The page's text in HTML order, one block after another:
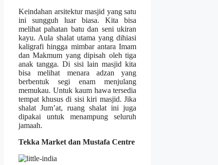
Keindahan arsitektur masjid yang satu
ini sungguh luar biasa. Kita bisa
melihat pahatan batu dan seni ukiran
kayu. Aula shalat utama yang dihiasi
kaligrafi hingga mimbar antara Imam
dan Makmum yang dipisah oleh tiga
anak tangga. Di sisi lain masjid kita
bisa melihat menara adzan yang
berbentuk segi enam menjulang
memukau. Untuk kaum hawa tersedia
tempat khusus di sisi kiri masjid. Jika
shalat Jum’at, ruang shalat ini juga
dipakai untuk menampung seluruh
jamaah.
Tekka Market dan Mustafa Centre